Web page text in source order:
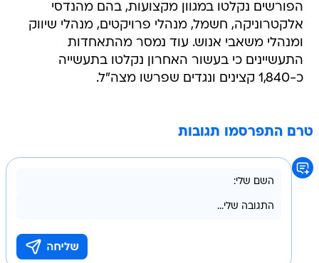
הפורשים נקלטו במגוון מקצועות, בהם מהנדסי
אלקטרוניקה, חשמל, מנהלי פרויקטים, מנהלי שיווק
ומנהלי משאבי אנוש. עוד נמסר מהתאחדות
התעשיינים כי בעשור האחרון נקלטו בתעשייה
כ-1,840 קצינים ונגדים שפרשו מצה"ל.
טרם התפרסמו תגובות